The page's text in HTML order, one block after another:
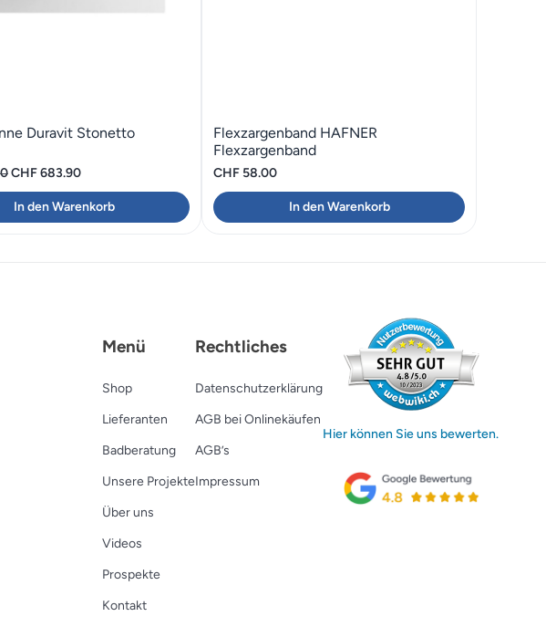
Duravit Stonetto
Ursprünglicher
Preis
war:
CHF683.90Aktueller
Preis
ist:
In den Warenkorb
Flexzargenband HAFNER
Flexzargenband
CHF 58.00
In den Warenkorb
Menü
Shop
Lieferanten
Badberatung
Unsere Projekte
Über uns
Videos
Prospekte
Kontakt
Rechtliches
Datenschutzerklärung
AGB bei Onlinekäufen
AGB’s
Impressum
Hier können Sie uns bewerten.